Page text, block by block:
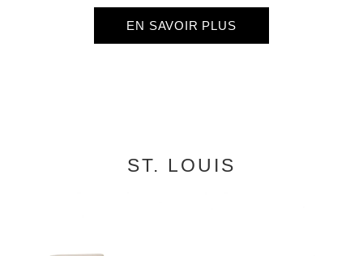
EN SAVOIR PLUS
ST. LOUIS